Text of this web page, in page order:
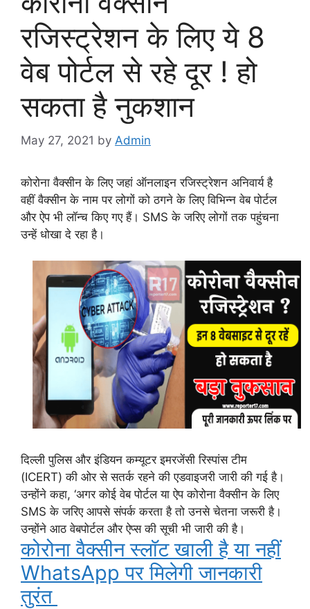
रजिस्ट्रेशन के लिए ये 8
वेब पोर्टल से रहे दूर ! हो
सकता है नुकशान
May 27, 2021 by Admin
कोरोना वैक्सीन के लिए जहां ऑनलाइन रजिस्ट्रेशन अनिवार्य है
वहीं वैक्सीन के नाम पर लोगों को ठगने के लिए विभिन्न वेब पोर्टल
और ऐप भी लॉन्च किए गए हैं। SMS के जरिए लोगों तक पहुंचना
उन्हें धोखा दे रहा है।
दिल्ली पुलिस और इंडियन कम्यूटर इमरजेंसी रिस्पांस टीम
(ICERT) की ओर से सतर्क रहने की एडवाइजरी जारी की गई है।
उन्होंने कहा, ‘अगर कोई वेब पोर्टल या ऐप कोरोना वैक्सीन के लिए
SMS के जरिए आपसे संपर्क करता है तो उनसे चेतना जरूरी है।
उन्होंने आठ वेबपोर्टल और ऐप्स की सूची भी जारी की है।
कोरोना वैक्सीन स्लॉट खाली है या नहीं
WhatsApp पर मिलेगी जानकारी
तुरंत